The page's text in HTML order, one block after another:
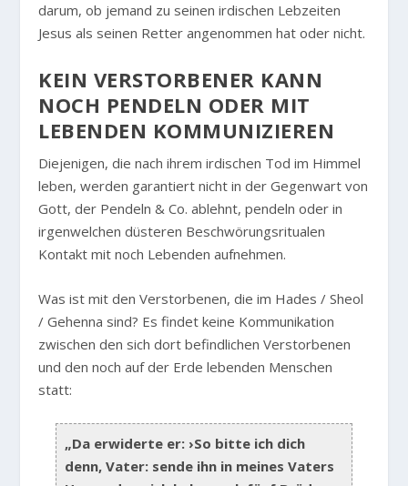
darum, ob jemand zu seinen irdischen Lebzeiten
Jesus als seinen Retter angenommen hat oder nicht.
KEIN VERSTORBENER KANN
NOCH PENDELN ODER MIT
LEBENDEN KOMMUNIZIEREN
Diejenigen, die nach ihrem irdischen Tod im Himmel
leben, werden garantiert nicht in der Gegenwart von
Gott, der Pendeln & Co. ablehnt, pendeln oder in
irgenwelchen düsteren Beschwörungsritualen
Kontakt mit noch Lebenden aufnehmen.
Was ist mit den Verstorbenen, die im Hades / Sheol
/ Gehenna sind? Es findet keine Kommunikation
zwischen den sich dort befindlichen Verstorbenen
und den noch auf der Erde lebenden Menschen
statt:
„Da erwiderte er: ›So bitte ich dich
denn, Vater: sende ihn in meines Vaters